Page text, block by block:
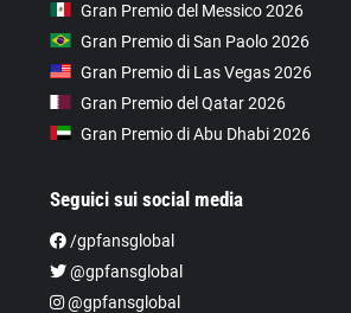
Gran Premio del Messico 2026
Gran Premio di San Paolo 2026
Gran Premio di Las Vegas 2026
Gran Premio del Qatar 2026
Gran Premio di Abu Dhabi 2026
Seguici sui social media
/gpfansglobal
@gpfansglobal
@gpfansglobal